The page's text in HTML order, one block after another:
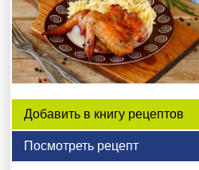
Добавить в книгу рецептов
Посмотреть рецепт